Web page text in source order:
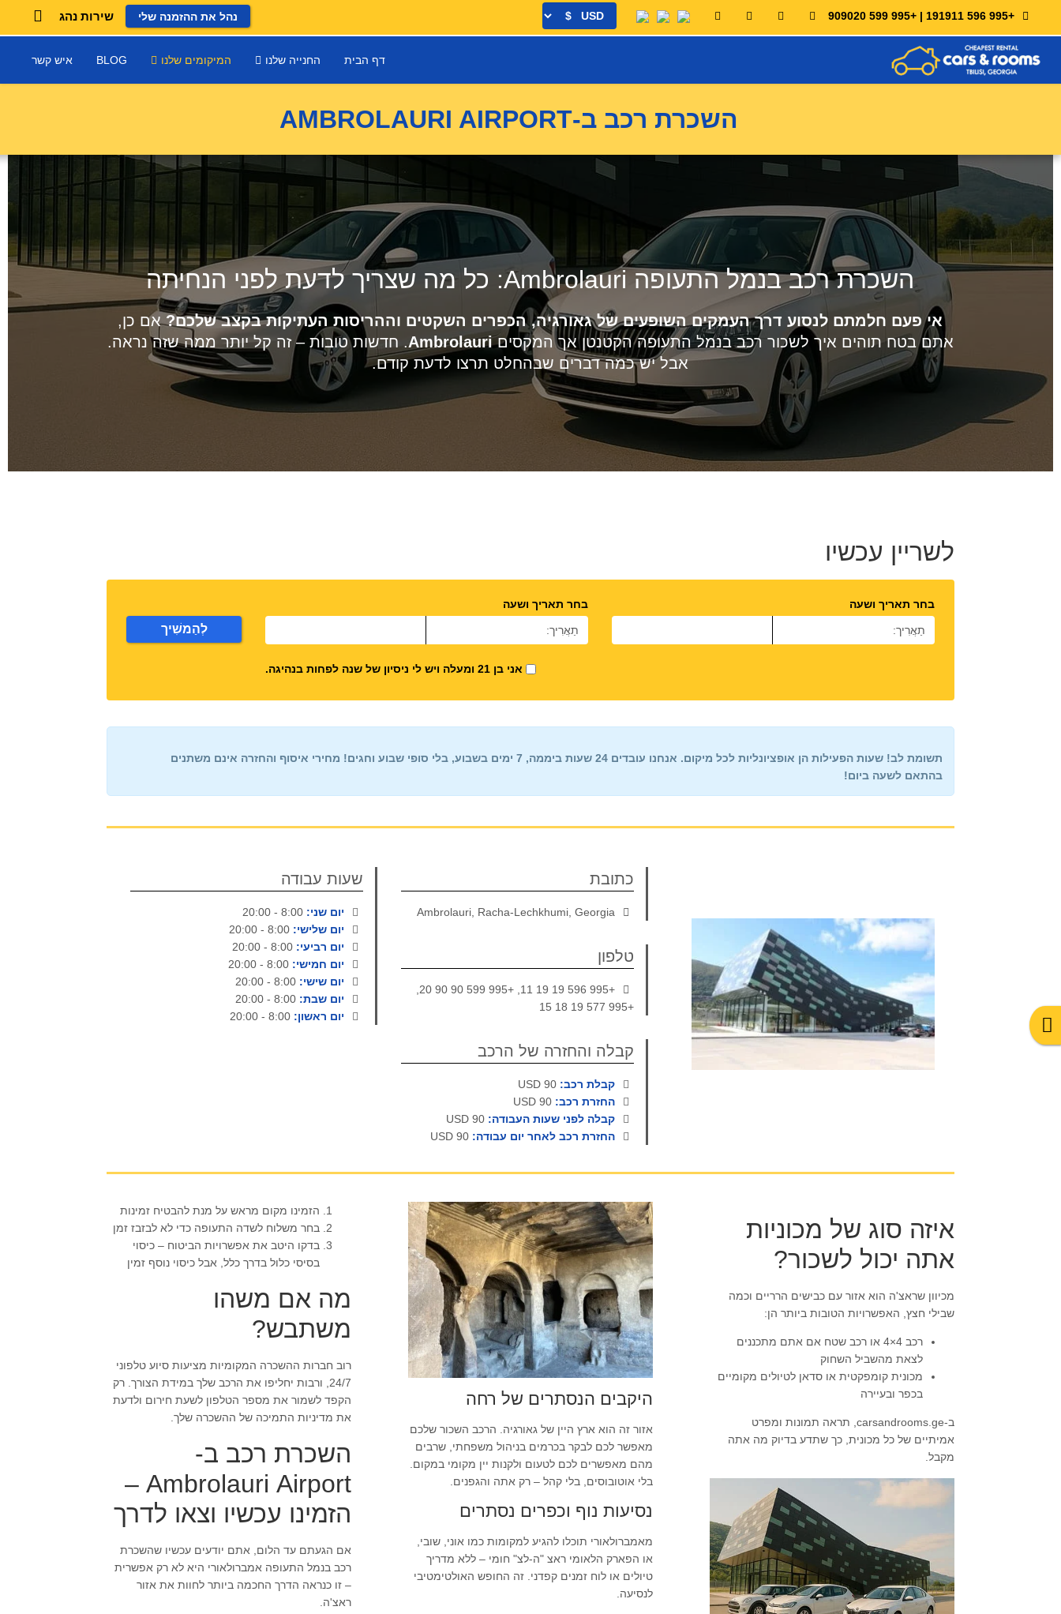
+995 596 191911 | +995 599 909020 שירות נהג נהל את ההזמנה שלי
דף הבית החנייה שלנו המיקומים שלנו BLOG איש קשר
השכרת רכב ב-AMBROLAURI AIRPORT
השכרת רכב בנמל התעופה Ambrolauri: כל מה שצריך לדעת לפני הנחיתה
אי פעם חלמתם לנסוע דרך העמקים השופעים של גאורגיה, הכפרים השקטים וההריסות העתיקות בקצב שלכם?אם כן,
אתם בטח תוהים איך לשכור רכב בנמל התעופה הקטנטן אך המקסיםAmbrolauri. חדשות טובות – זה קל יותר ממה שזה נראה.
אבל יש כמה דברים שבהחלט תרצו לדעת קודם.
לשריין עכשיו
בחר תאריך ושעה בחר תאריך ושעה
אני בן 21 ומעלה ויש לי ניסיון של שנה לפחות בנהיגה.
לְהַמשִׁיך
תשומת לב! שעות הפעילות הן אופציונליות לכל מיקום. אנחנו עובדים 24 שעות ביממה, 7 ימים בשבוע, בלי סופי שבוע וחגים! מחירי איסוף והחזרה אינם משתנים
בהתאם לשעה ביום!
כתובת
טלפון
+995 577 19 18 15
קבלה והחזרה של הרכב
קבלת רכב: 90 USD
החזרת רכב: 90 USD
קבלה לפני שעות העבודה: 90 USD
החזרת רכב לאחר יום עבודה: 90 USD
שעות עבודה
יום שני:
יום שלישי:
יום רביעי:
יום חמישי:
יום שישי:
יום שבת:
יום ראשון:
איזה סוג של מכוניות
אתה יכול לשכור?
מכיוון שראצ'ה הוא אזור עם כבישים הרריים וכמה
שבילי חצץ, האפשרויות הטובות ביותר הן:
רכב 4×4 או רכב שטח אם אתם מתכננים
לצאת מהשביל השחוק
מכונית קומפקטית או סדאן לטיולים מקומיים
בכפר ובעיירה
ב-carsandrooms.ge, תראה תמונות ומפרט
אמיתיים של כל מכונית, כך שתדע בדיוק מה אתה
מקבל.
היקבים הנסתרים של רחה
אזור זה הוא ארץ היין של גאורגיה. הרכב השכור שלכם
מאפשר לכם לבקר בכרמים בניהול משפחתי, שרבים
מהם מאפשרים לכם לטעום ולקנות יין מקומי במקום.
בלי אוטובוסים, בלי קהל – רק אתה והגפנים.
נסיעות נוף וכפרים נסתרים
מאמברולאורי תוכלו להגיע למקומות כמו אוני, שובי,
או הפארק הלאומי ראצ "ה-לצ" חומי – ללא מדריך
טיולים או לוח זמנים קפדני. זה החופש האולטימטיבי
לנסיעה.
הזמינו מקום מראש על מנת להבטיח זמינות
בחר משלוח לשדה התעופה כדי לא לבזבז זמן
בדקו היטב את אפשרויות הביטוח – כיסוי
בסיסי כלול בדרך כלל, אבל כיסוי נוסף זמין
מה אם משהו
משתבש?
רוב חברות ההשכרה המקומיות מציעות סיוע טלפוני
24/7, ורבות יחליפו את הרכב שלך במידת הצורך. רק
הקפד לשמור את מספר הטלפון לשעת חירום ולדעת
את מדיניות התמיכה של ההשכרה שלך.
השכרת רכב ב-
Ambrolauri Airport –
הזמינו עכשיו וצאו לדרך
אם הגעתם עד הלום, אתם יודעים עכשיו שהשכרת
רכב בנמל התעופה אמברולאורי היא לא רק אפשרית
– זו כנראה הדרך החכמה ביותר לחוות את אזור
ראצ'ה.